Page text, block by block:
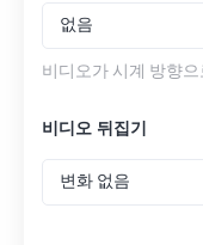
없음
비디오가 시계 방향
비디오 뒤집기
변화 없음